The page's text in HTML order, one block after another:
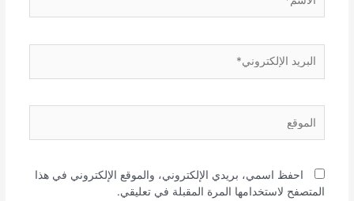
الإلكتروني*
احفظ اسمي، بريدي الإلكتروني، والموقع الإلكتروني في هذا
المتصفح لاستخدامها المرة المقبلة في تعليقي.